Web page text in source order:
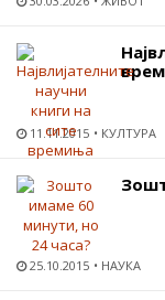
11.11.2015 КУЛТУРА
25.10.2015 НАУКА